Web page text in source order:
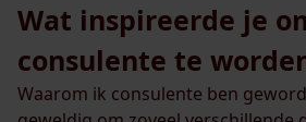
Wat inspireerde je
consulente te
Waarom ik consulente ben